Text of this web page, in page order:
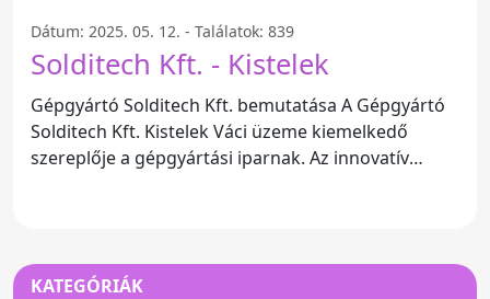
Dátum: 2025. 05. 12. - Találatok: 839
Solditech Kft. - Kistelek
Gépgyártó Solditech Kft. bemutatása A Gépgyártó
Solditech Kft. Kistelek Váci üzeme kiemelkedő
szereplője a gépgyártási iparnak. Az innovatív
KATEGÓRIÁK